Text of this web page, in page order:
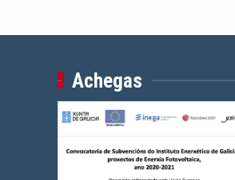
Achegas